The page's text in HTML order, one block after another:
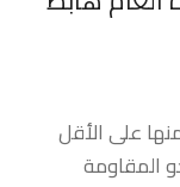
أعلى منها على الأقل
المقاومة